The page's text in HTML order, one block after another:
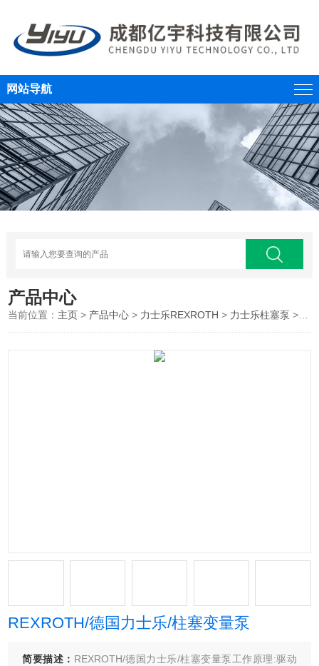
网站导航
产品中心
当前位置： 主页 > 产品中心 > 力士乐REXROTH > 力士乐柱塞泵 >REXROTH/德国力士乐/柱塞变量泵
REXROTH/德国力士乐/柱塞变量泵
简要描述： REXROTH/德国力士乐/柱塞变量泵工作原理:驱动